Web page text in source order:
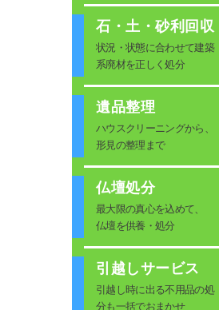
石・土・砂利回収
状況・状態に合わせて建築
系廃材を正しく処分
遺品整理
ハウスクリーニングから、
形見の整理まで
仏壇処分
最大限の真心を込めて、
仏壇を供養・処分
引越しサービス
引越し時に出る不用品の処
分も一括でおまかせ